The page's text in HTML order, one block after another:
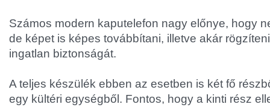
Számos modern kaputelefon nagy előnye, hogy
de képet is képes továbbítani, illetve akár
ingatlan biztonságát.
A teljes készülék ebben az esetben is két fő
egy kültéri egységből. Fontos, hogy a kinti rész